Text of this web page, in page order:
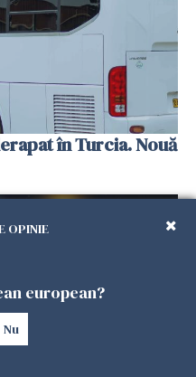
în Turcia. Nouă
OPINIE
european?
Nu